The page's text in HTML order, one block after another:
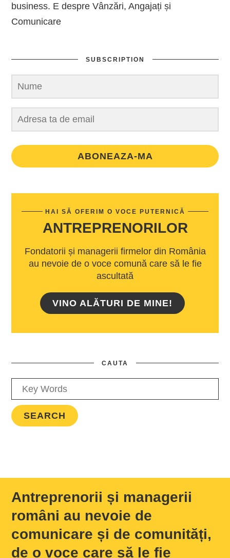
business. E despre Vânzări, Angajați și
Comunicare
SUBSCRIPTION
ABONEAZA-MA
HAI SĂ OFERIM O VOCE PUTERNICĂ
ANTREPRENORILOR
Fondatorii și managerii firmelor din România
au nevoie de o voce comună care să le fie
ascultată
VINO ALĂTURI DE MINE!
CAUTA
Antreprenorii și managerii
români au nevoie de
comunicare și de comunități,
de o voce care să le fie